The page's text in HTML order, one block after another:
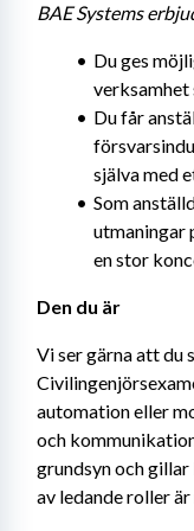
BAE Systems
Du ges
verksamhet
Du får
själva med
Som
utmaningar
en stor
Den du är
Vi ser gärna att du
automation eller
och
grundsyn och
av ledande roller